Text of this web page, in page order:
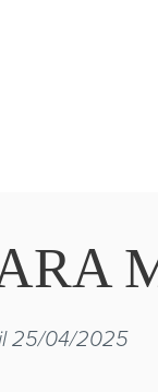
25/04/2025